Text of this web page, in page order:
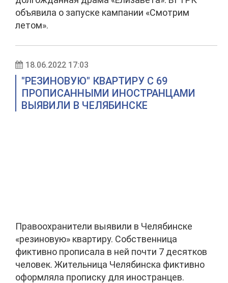
объявила о запуске кампании «Смотрим
летом».
18.06.2022 17:03
"РЕЗИНОВУЮ" КВАРТИРУ С 69
ПРОПИСАННЫМИ ИНОСТРАНЦАМИ
ВЫЯВИЛИ В ЧЕЛЯБИНСКЕ
Правоохранители выявили в Челябинске
«резиновую» квартиру. Собственница
фиктивно прописала в ней почти 7 десятков
человек. Жительница Челябинска фиктивно
оформляла прописку для иностранцев.